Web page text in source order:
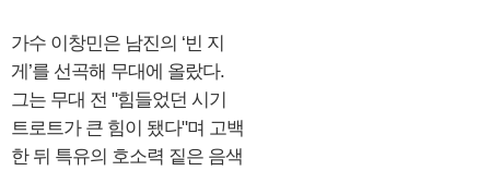
가수 이창민은 남진의 ‘빈 지
게’를 선곡해 무대에 올랐다.
그는 무대 전 "힘들었던 시기
트로트가 큰 힘이 됐다"며 고백
한 뒤 특유의 호소력 짙은 음색